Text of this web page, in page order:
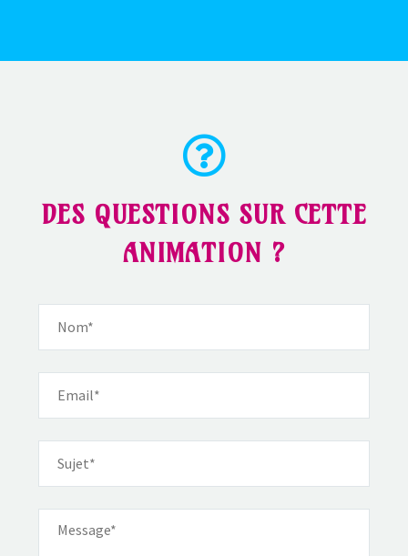
DES QUESTIONS SUR CETTE
ANIMATION ?